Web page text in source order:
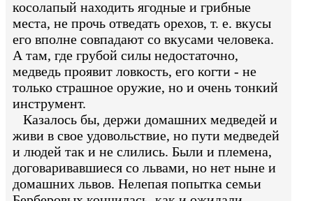
косолапый находить ягодные и грибные
места, не прочь отведать орехов, т. е. вкусы
его вполне совпадают со вкусами человека.
А там, где грубой силы недостаточно,
медведь проявит ловкость, его когти - не
только страшное оружие, но и очень тонкий
инструмент.
Казалось бы, держи домашних медведей и
живи в свое удовольствие, но пути медведей
и людей так и не слились. Были и племена,
договаривавшиеся со львами, но нет ныне и
домашних львов. Нелепая попытка семьи